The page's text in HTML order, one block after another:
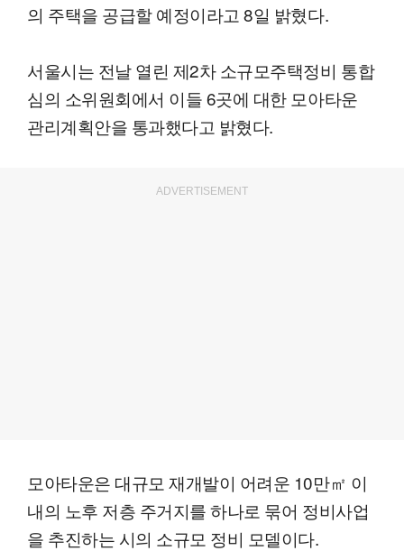
의 주택을 공급할 예정이라고 8일 밝혔다.
서울시는 전날 열린 제2차 소규모주택정비 통합
심의 소위원회에서 이들 6곳에 대한 모아타운
관리계획안을 통과했다고 밝혔다.
ADVERTISEMENT
모아타운은 대규모 재개발이 어려운 10만㎡ 이
내의 노후 저층 주거지를 하나로 묶어 정비사업
을 추진하는 시의 소규모 정비 모델이다.